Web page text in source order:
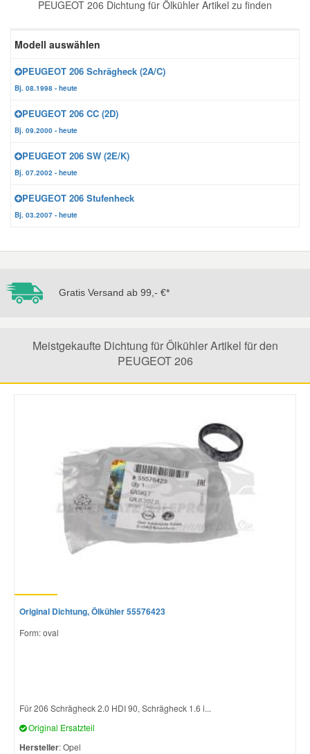
PEUGEOT 206 Dichtung für Ölkühler Artikel zu finden
Modell auswählen
PEUGEOT 206 Schrägheck (2A/C)
Bj. 08.1998 - heute
PEUGEOT 206 CC (2D)
Bj. 09.2000 - heute
PEUGEOT 206 SW (2E/K)
Bj. 07.2002 - heute
PEUGEOT 206 Stufenheck
Bj. 03.2007 - heute
Gratis Versand ab 99,- €*
Meistgekaufte Dichtung für Ölkühler Artikel für den
PEUGEOT 206
Original Dichtung, Ölkühler 55576423
Form: oval
Für 206 Schrägheck 2.0 HDI 90, Schrägheck 1.6 i...
Original Ersatzteil
Hersteller: Opel
Zündanlage und Glühanlage
Jeep Ersatzteile
Lancia Ersatzteile
Mazda Ersatzteile
Mercedes Ersatzteile
Mitsubishi Ersatzteile
Nissan Ersatzteile
Porsche Ersatzteile
Skoda Ersatzteile
Toyota Ersatzteile